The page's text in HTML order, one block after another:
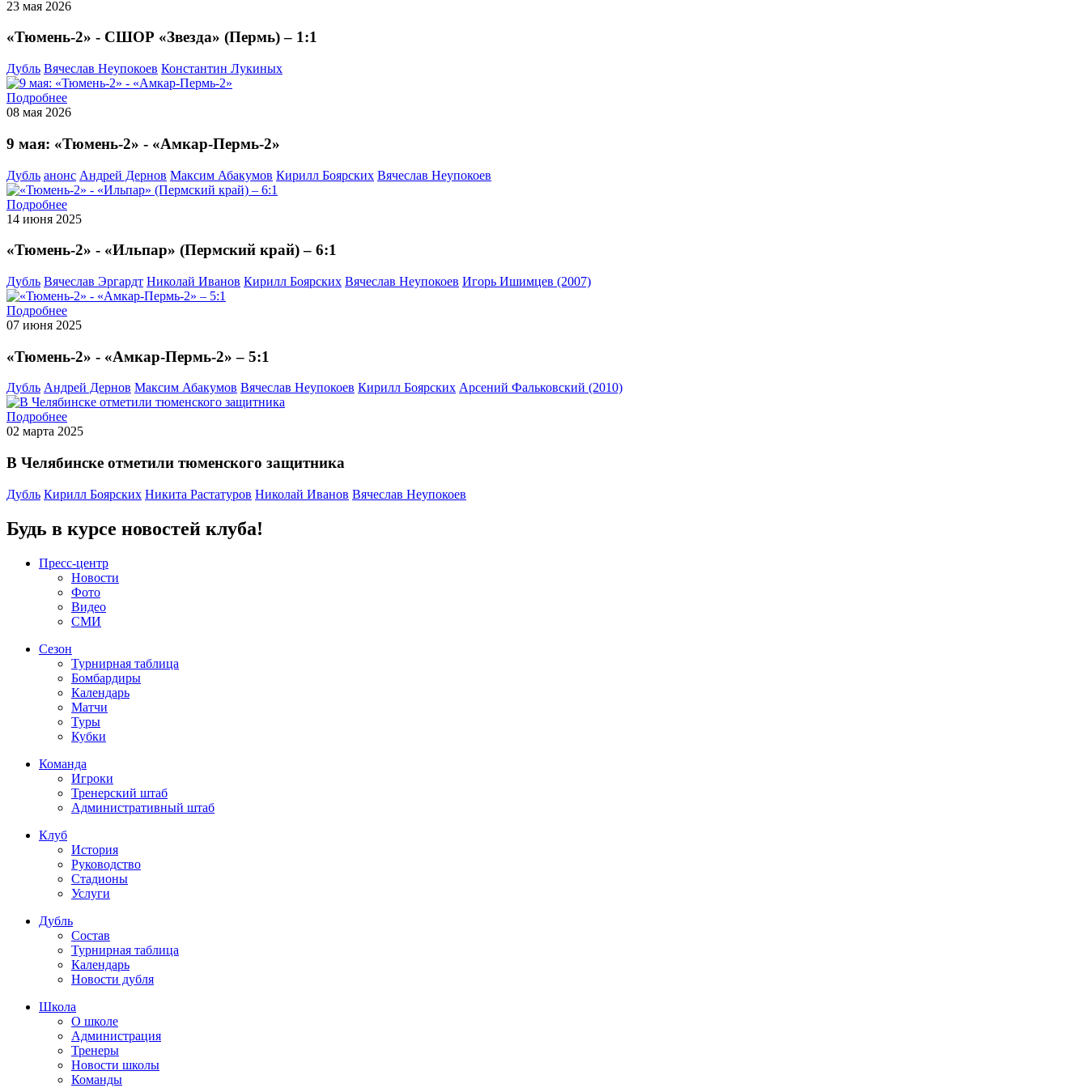
23 мая 2026
«Тюмень-2» - СШОР «Звезда» (Пермь) – 1:1
Дубль Вячеслав Неупокоев Константин Лукиных
Подробнее
08 мая 2026
9 мая: «Тюмень-2» - «Амкар-Пермь-2»
Дубль анонс Андрей Дернов Максим Абакумов Кирилл Боярских Вячеслав Неупокоев
Подробнее
14 июня 2025
«Тюмень-2» - «Ильпар» (Пермский край) – 6:1
Дубль Вячеслав Эргардт Николай Иванов Кирилл Боярских Вячеслав Неупокоев Игорь Ишимцев (2007)
Подробнее
07 июня 2025
«Тюмень-2» - «Амкар-Пермь-2» – 5:1
Дубль Андрей Дернов Максим Абакумов Вячеслав Неупокоев Кирилл Боярских Арсений Фальковский (2010)
Подробнее
02 марта 2025
В Челябинске отметили тюменского защитника
Дубль Кирилл Боярских Никита Растатуров Николай Иванов Вячеслав Неупокоев
Будь в курсе новостей клуба!
Пресс-центр
Новости
Фото
Видео
СМИ
Сезон
Турнирная таблица
Бомбардиры
Календарь
Матчи
Туры
Кубки
Команда
Игроки
Тренерский штаб
Административный штаб
Клуб
История
Руководство
Стадионы
Услуги
Дубль
Состав
Турнирная таблица
Календарь
Новости дубля
Школа
О школе
Администрация
Тренеры
Новости школы
Команды